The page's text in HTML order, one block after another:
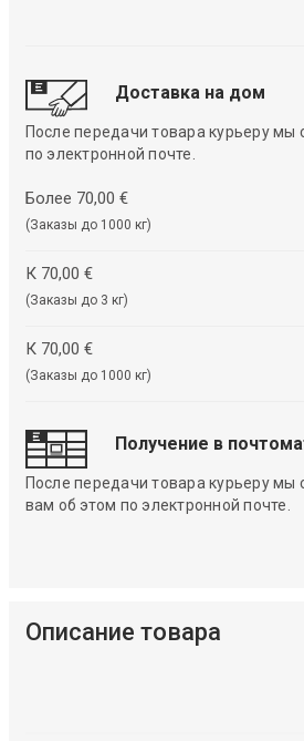
Доставка на дом
После передачи товара курьеру
по электронной почте.
Более 70,00 €
(Заказы до 1000 кг)
К 70,00 €
(Заказы до 3 кг)
К 70,00 €
(Заказы до 1000 кг)
Получение в
После передачи товара курьеру мы
вам об этом по электронной почте.
Описание товара